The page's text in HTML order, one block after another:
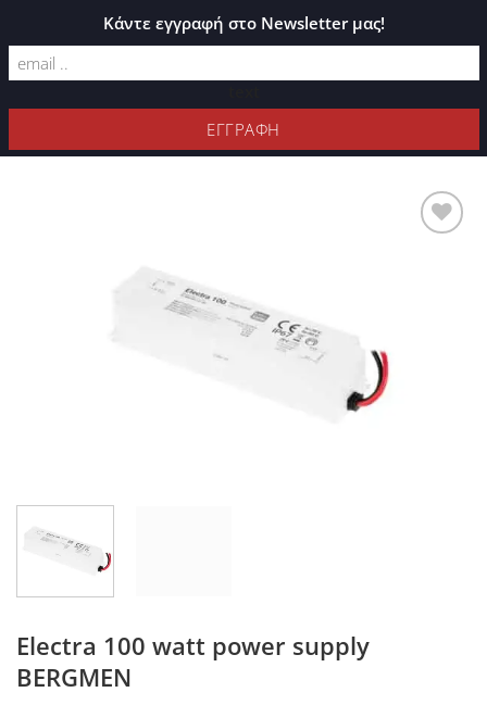
ΚΑΤΆΛΟΓΟΣ PLEXIGLASS
ΦΊΛΤΡΑ
Electra 100 watt power supply
BERGMEN
Κάντε εγγραφή στο Newsletter μας!